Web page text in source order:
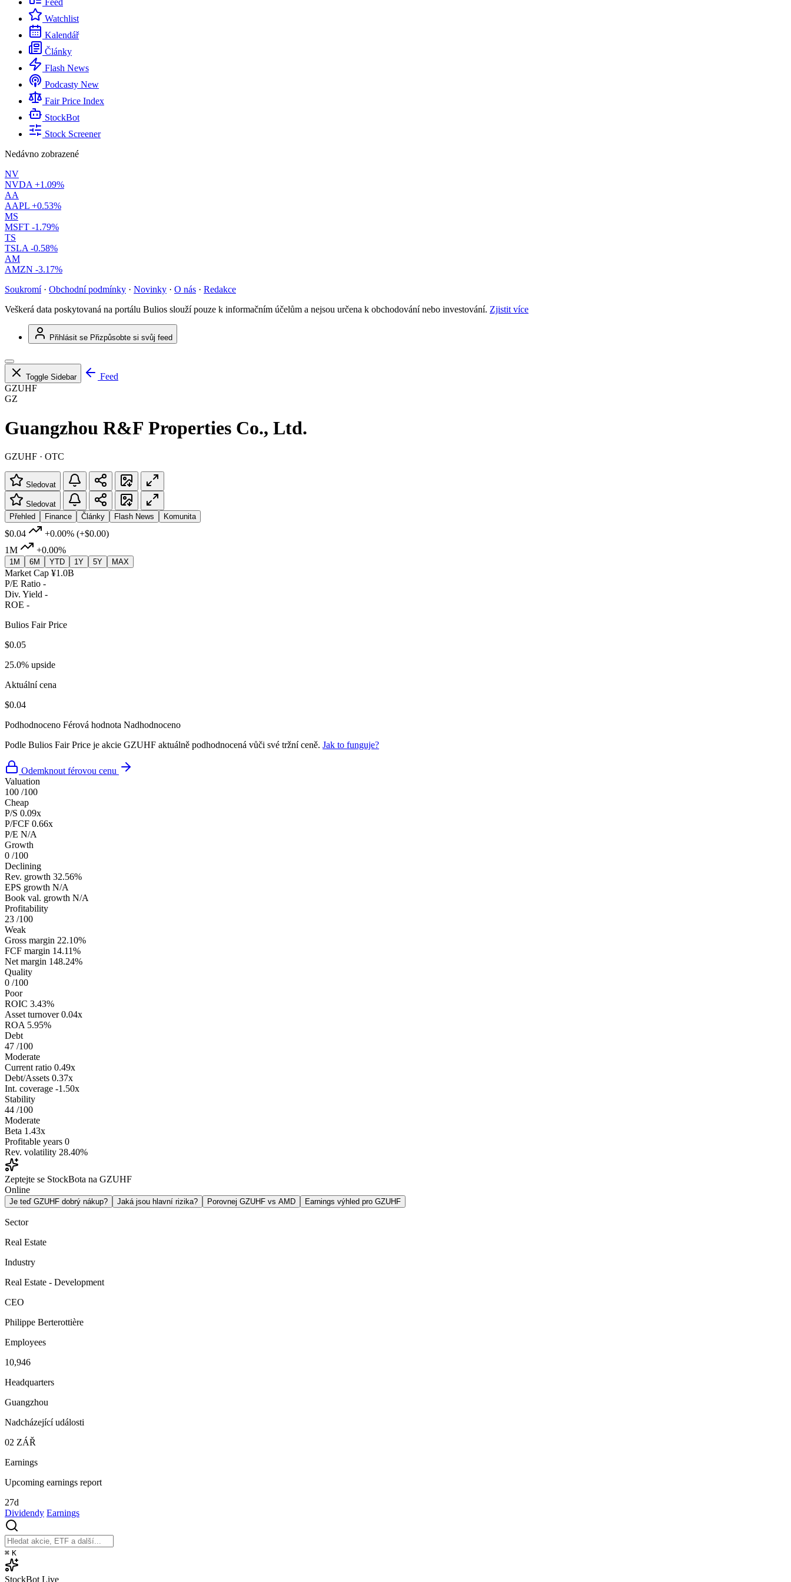
Feed
Watchlist
Kalendář
Články
Flash News
Podcasty New
Fair Price Index
StockBot
Stock Screener
Nedávno zobrazené
NV
NVDA +1.09%
AA
AAPL +0.53%
MS
MSFT -1.79%
TS
TSLA -0.58%
AM
AMZN -3.17%
Soukromí · Obchodní podmínky · Novinky · O nás · Redakce
Veškerá data poskytovaná na portálu Bulios slouží pouze k informačním účelům a nejsou určena k obchodování nebo investování. Zjistit více
Přihlásit se Přizpůsobte si svůj feed
Toggle Sidebar
Feed
GZUHF
GZ
Guangzhou R&F Properties Co., Ltd.
GZUHF · OTC
Sledovat
Sledovat
Přehled
Finance Články Flash News Komunita
$0.04 +0.00% (+$0.00)
1M
+0.00%
1M 6M YTD 1Y 5Y MAX
Market Cap ¥1.0B
P/E Ratio -
Div. Yield -
ROE -
Bulios Fair Price
$0.05
25.0% upside
Aktuální cena
$0.04
Podhodnoceno Férová hodnota Nadhodnoceno
Podle Bulios Fair Price je akcie GZUHF aktuálně podhodnocená vůči své tržní ceně. Jak to funguje?
Odemknout férovou cenu
Valuation
100 /100
Cheap
P/S 0.09x
P/FCF 0.66x
P/E N/A
Growth
0 /100
Declining
Rev. growth 32.56%
EPS growth N/A
Book val. growth N/A
Profitability
23 /100
Weak
Gross margin 22.10%
FCF margin 14.11%
Net margin 148.24%
Quality
0 /100
Poor
ROIC 3.43%
Asset turnover 0.04x
ROA 5.95%
Debt
47 /100
Moderate
Current ratio 0.49x
Debt/Assets 0.37x
Int. coverage -1.50x
Stability
44 /100
Moderate
Beta 1.43x
Profitable years 0
Rev. volatility 28.40%
Zeptejte se StockBota na GZUHF
Online
Je teď GZUHF dobrý nákup? Jaká jsou hlavní rizika? Porovnej GZUHF vs AMD Earnings výhled pro GZUHF
Sector
Real Estate
Industry
Real Estate - Development
CEO
Philippe Berterottière
Employees
10,946
Headquarters
Guangzhou
Nadcházející události
02 ZÁŘ
Earnings
Upcoming earnings report
27d
Dividendy Earnings
⌘ K
StockBot Live